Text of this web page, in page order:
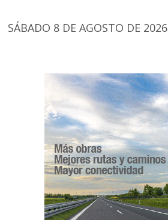
SÁBADO 8 DE AGOSTO DE 2026